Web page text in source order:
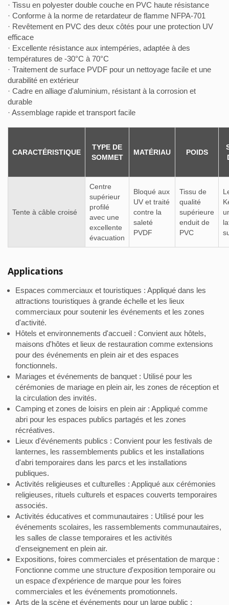
· Tissu en polyester double couche en PVC haute résistance
· Conforme à la norme de retardateur de flamme NFPA-701
· Revêtement en PVC des deux côtés pour une protection UV
efficace
· Excellente résistance aux intempéries, adaptée à des
températures de -30°C à 70°C
· Traitement de surface PVDF pour un nettoyage facile et une
durabilité en extérieur
· Cadre en alliage d'aluminium, résistant à la corrosion et
durable
· Assemblage rapide et transport facile
CARACTÉRISTIQUE
TYPE DE
SOMMET
MATÉRIAU POIDS
Tente à câble croisé
Centre
supérieur
profilé
avec une
excellente
évacuation
Bloqué aux
UV et traité
contre la
saleté
PVDF
Tissu de
qualité
supérieure
enduit de
PVC
Applications
Espaces commerciaux et touristiques : Appliqué dans les
attractions touristiques à grande échelle et les lieux
commerciaux pour soutenir les événements et les zones
d'activité.
Hôtels et environnements d'accueil : Convient aux hôtels,
maisons d'hôtes et lieux de restauration comme extensions
pour des événements en plein air et des espaces
fonctionnels.
Mariages et événements de banquet : Utilisé pour les
cérémonies de mariage en plein air, les zones de réception et
la circulation des invités.
Camping et zones de loisirs en plein air : Appliqué comme
abri pour les espaces publics partagés et les zones
récréatives.
Lieux d'événements publics : Convient pour les festivals de
lanternes, les rassemblements publics et les installations
d'abri temporaires dans les parcs et les installations
publiques.
Activités religieuses et culturelles : Appliqué aux cérémonies
religieuses, rituels culturels et espaces couverts temporaires
associés.
Activités éducatives et communautaires : Utilisé pour les
événements scolaires, les rassemblements communautaires,
les salles de classe temporaires et les activités
d'enseignement en plein air.
Expositions, foires commerciales et présentation de marque :
Fonctionne comme une structure d'exposition temporaire ou
un espace d'expérience de marque pour les foires
commerciales et les événements promotionnels.
Arts de la scène et événements pour un large public :